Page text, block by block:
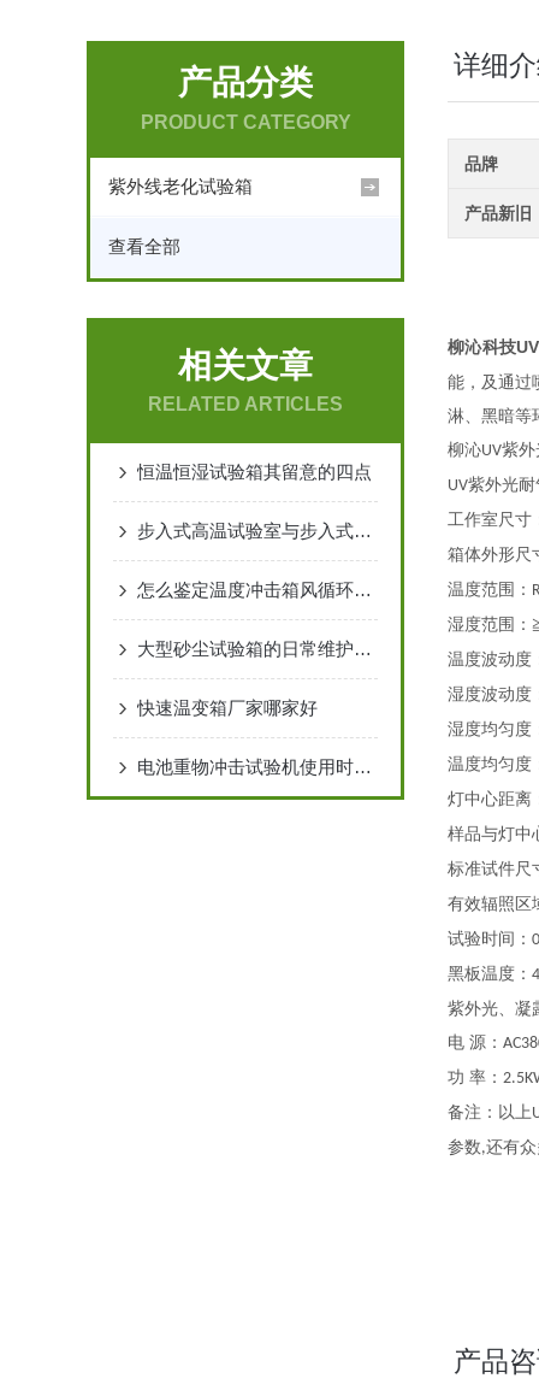
产品分类
PRODUCT CATEGORY
紫外线老化试验箱
查看全部
相关文章
RELATED ARTICLES
恒温恒湿试验箱其留意的四点
步入式高温试验室与步入式恒温恒湿试验室的区别
怎么鉴定温度冲击箱风循环调节挡板运行是否正常
大型砂尘试验箱的日常维护注意事项
快速温变箱厂家哪家好
电池重物冲击试验机使用时要注意哪些？
详细
品牌
产品新旧
柳沁科技
能，及通过
淋、黑暗等
柳沁UV紫外
UV紫外光
工作室尺寸
箱体外形尺
温度范围：
湿度范围： ≧
温度波动度
湿度波动度
湿度均匀度
温度均匀度
灯中心距离
样品与灯中
标准试件尺
有效辐照区
试验时间： 0
黑板温度：
紫外光、凝
电 源：
功 率：
备注：以上
参数,还有
产品